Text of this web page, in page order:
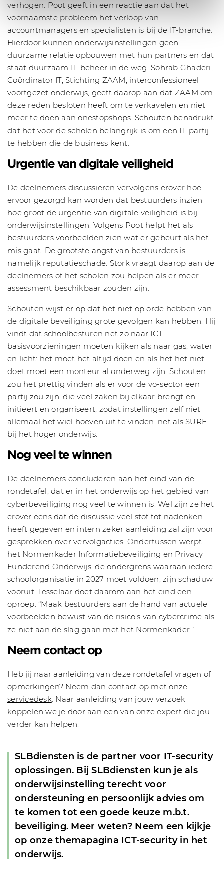
verhogen. Poot geeft in een reactie aan dat het
voornaamste probleem het verloop van
accountmanagers en specialisten is bij de IT-branche.
Hierdoor kunnen onderwijsinstellingen geen
duurzame relatie opbouwen met hun partners en dat
staat duurzaam IT-beheer in de weg. Sohrab Ghaderi,
Coördinator IT, Stichting ZAAM, interconfessioneel
voortgezet onderwijs, geeft daarop aan dat ZAAM om
deze reden besloten heeft om te verkavelen en niet
meer te doen aan onestopshops. Schouten benadrukt
dat het voor de scholen belangrijk is om een IT-partij
te hebben die de business kent.
Urgentie van digitale veiligheid
De deelnemers discussiëren vervolgens erover hoe
ervoor gezorgd kan worden dat bestuurders inzien
hoe groot de urgentie van digitale veiligheid is bij
onderwijsinstellingen. Volgens Poot helpt het als
bestuurders voorbeelden zien wat er gebeurt als het
mis gaat. De grootste angst van bestuurders is
namelijk reputatieschade. Stork vraagt daarop aan de
deelnemers of het scholen zou helpen als er meer
assessment beschikbaar zouden zijn.
Schouten wijst er op dat het niet op orde hebben van
de digitale beveiliging grote gevolgen kan hebben. Hij
vindt dat schoolbesturen net zo naar ICT-
basisvoorzieningen moeten kijken als naar gas, water
en licht: het moet het altijd doen en als het het niet
doet moet een monteur al onderweg zijn. Schouten
zou het prettig vinden als er voor de vo-sector een
partij zou zijn, die veel zaken bij elkaar brengt en
initieert en organiseert, zodat instellingen zelf niet
allemaal het wiel hoeven uit te vinden, net als SURF
bij het hoger onderwijs.
Nog veel te winnen
De deelnemers concluderen aan het eind van de
rondetafel, dat er in het onderwijs op het gebied van
cyberbeveiliging nog veel te winnen is. Wel zijn ze het
erover eens dat de discussie veel stof tot nadenken
heeft gegeven en intern zeker aanleiding zal zijn voor
gesprekken over vervolgacties. Ondertussen werpt
het Normenkader Informatiebeveiliging en Privacy
Funderend Onderwijs, de ondergrens waaraan iedere
schoolorganisatie in 2027 moet voldoen, zijn schaduw
vooruit. Tesselaar doet daarom aan het eind een
oproep: “Maak bestuurders aan de hand van actuele
voorbeelden bewust van de risico’s van cybercrime als
ze niet aan de slag gaan met het Normenkader.”
Neem contact op
Heb jij naar aanleiding van deze rondetafel vragen of
opmerkingen? Neem dan contact op metonze
servicedesk. Naar aanleiding van jouw verzoek
koppelen we je door aan een van onze expert die jou
verder kan helpen.
SLBdiensten is de partner voor IT-security
oplossingen. Bij SLBdiensten kun je als
onderwijsinstelling terecht voor
ondersteuning en persoonlijk advies om
te komen tot een goede keuze m.b.t.
beveiliging. Meer weten? Neem een kijkje
op onze themapagina ICT-security in het
onderwijs.